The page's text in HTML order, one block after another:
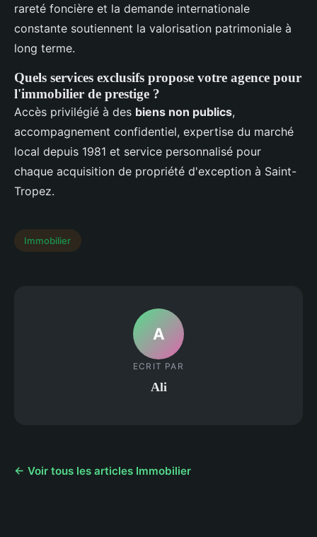
rareté foncière et la demande internationale
constante soutiennent la valorisation patrimoniale à
long terme.
Quels services exclusifs propose votre agence pour
l'immobilier de prestige ?
Accès privilégié à des biens non publics,
accompagnement confidentiel, expertise du marché
local depuis 1981 et service personnalisé pour
chaque acquisition de propriété d'exception à Saint-
Tropez.
Immobilier
A
ECRIT PAR
Ali
← Voir tous les articles Immobilier